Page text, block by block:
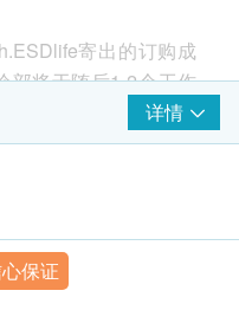
参考。血液和其他一
备。
前一晚23：00后进餐
间药物
束后3 天后进行
，需空腹8小时以上。
胶，可能稍感不适，
寄出的订购成
部将于随后1-2个工作
约身体检查的时间及
透过WhatsApp联络
WhatsApp：+86
部工作人员会核对客
手机号及健康网购
以确认客户身份。
详情
19號盈峰中心206,302
保证